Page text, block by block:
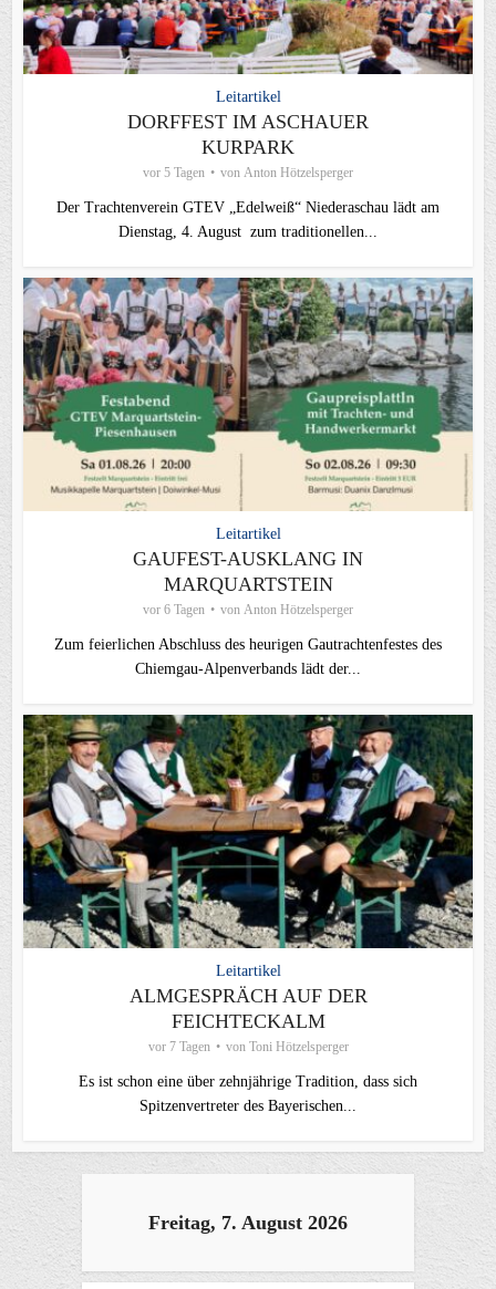
Leitartikel
DORFFEST IM ASCHAUER
KURPARK
vor 5 Tagen von Anton Hötzelsperger
Der Trachtenverein GTEV „Edelweiß“ Niederaschau lädt am
Dienstag, 4. August zum traditionellen...
Leitartikel
GAUFEST-AUSKLANG IN
MARQUARTSTEIN
vor 6 Tagen von Anton Hötzelsperger
Zum feierlichen Abschluss des heurigen Gautrachtenfestes des
Chiemgau‑Alpenverbands lädt der...
Leitartikel
ALMGESPRÄCH AUF DER
FEICHTECKALM
vor 7 Tagen von Toni Hötzelsperger
Es ist schon eine über zehnjährige Tradition, dass sich
Spitzenvertreter des Bayerischen...
Freitag, 7. August 2026